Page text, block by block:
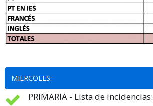
MIERCOLES:
PRIMARIA - Lista de incidencias: